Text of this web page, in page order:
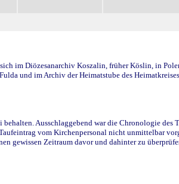
im Diözesanarchiv Koszalin, früher Köslin, in
und im Archiv der Heimatstube des
Ausschlaggebend war die Chronologie
vom Kirchenpersonal nicht unmittelbar
gewissen Zeitraum davor und dahinter zu